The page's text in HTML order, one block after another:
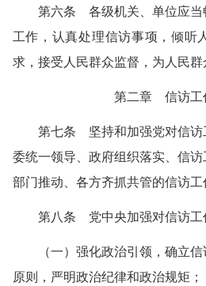
第六条 各级机关、单位应当
工作，认真处理信访事项，倾听
求，接受人民群众监督，为人民群
第二章 信访工
第七条 坚持和加强党对信访
委统一领导、政府组织落实、信
部门推动、各方齐抓共管的信访工
第八条 党中央加强对信访工
（一）强化政治引领，确立信
原则，严明政治纪律和政治规矩；